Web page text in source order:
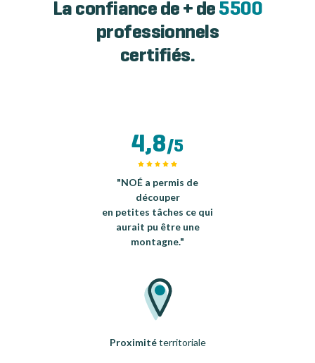
La confiance de + de 5500
professionnels
certifiés.
4,8/5
"NOÉ a permis de
découper
en petites tâches ce qui
aurait pu être une
montagne."
Proximitéterritoriale